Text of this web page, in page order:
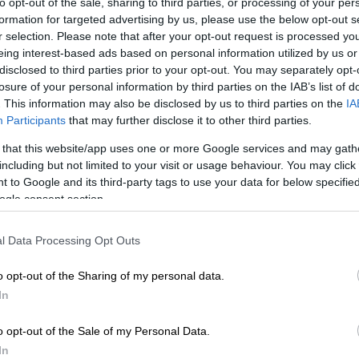
for targeted advertising by us, please use the below opt-out
selection. Please note that after your opt-out request is processed
interest-based ads based on personal information utilized by us
to third parties prior to your opt-out. You may separately
of your personal information by third parties on the IAB’s list of
This information may also be disclosed by us to third parties on the
Participants that may further disclose it to other third parties.
that this website/app uses one or more Google services and may
but not limited to your visit or usage behaviour. You may
to Google and its third-party tags to use your data for below
consent section.
Data Processing Opt Outs
opt-out of the Sharing of my personal data.
opt-out of the Sale of my Personal Data.
καιΧαλκέντι - που βρίσκονται
της πολιτείας Μποπάλ,
με τους γονείς να πληρώνουν
300.000 ρουπίες(2.400 έως 3.600
τους σε «σκοτεινές τέχνες» όπως η
πολυσύχναστα μέρη, η
διάπραξη ληστειών
της αστυνομίας, και ακόμα και η
σύλληψης. Αυτά τα λεγόμενα «σχολεία
πιο διαβόητους εγκληματίες στην
περιζήτητα από φτωχές και λιγότερο
να προσφέρουν στα παιδιά τους